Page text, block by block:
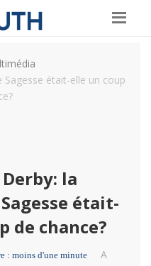
était-elle un coup
la
était-
de chance?
: moins d'une minute A